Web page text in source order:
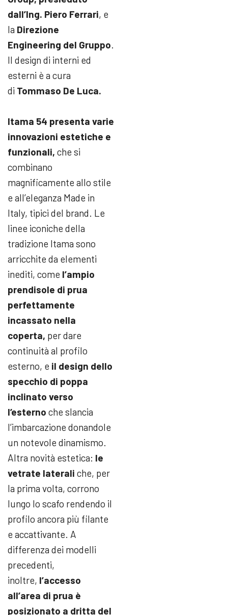
dall’Ing. Piero Ferrari, e
la Direzione
Engineering del Gruppo.
Il design di interni ed
esterni è a cura
di Tommaso De Luca.
Itama 54 presenta varie
innovazioni estetiche e
funzionali, che si
combinano
magnificamente allo stile
e all’eleganza Made in
Italy, tipici del brand. Le
linee iconiche della
tradizione Itama sono
arricchite da elementi
inediti, come l’ampio
prendisole di prua
perfettamente
incassato nella
coperta, per dare
continuità al profilo
esterno, e il design dello
specchio di poppa
inclinato verso
l’esterno che slancia
l’imbarcazione donandole
un notevole dinamismo.
Altra novità estetica: le
vetrate laterali che, per
la prima volta, corrono
lungo lo scafo rendendo il
profilo ancora più filante
e accattivante. A
differenza dei modelli
precedenti,
inoltre, l’accesso
all’area di prua è
posizionato a dritta del